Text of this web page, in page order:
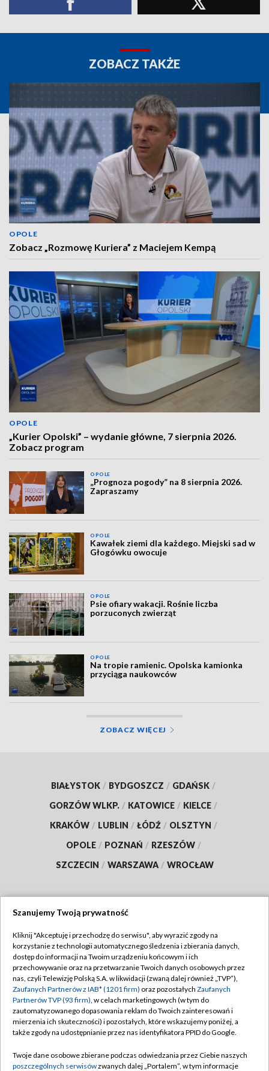
ZOBACZ TAKŻE
OPOLE
Zobacz „Rozmowę Kuriera” z Maciejem Kempą
OPOLE
„Kurier Opolski” – wydanie główne, 7 sierpnia 2026.
Zobacz program
OPOLE
„Prognoza pogody” na 8 sierpnia 2026.
Zapraszamy
OPOLE
Kawałek ziemi dla każdego. Miejski sad w
Głogówku owocuje
OPOLE
Psie ofiary wakacji. Rośnie liczba
porzuconych zwierząt
OPOLE
Na tropie ramienic. Opolska kamionka
przyciąga naukowców
ZOBACZ WIĘCEJ
BIAŁYSTOK / BYDGOSZCZ / GDAŃSK /
GORZÓW WLKP. / KATOWICE / KIELCE /
KRAKÓW / LUBLIN / ŁÓDŹ / OLSZTYN /
OPOLE / POZNAŃ / RZESZÓW /
SZCZECIN / WARSZAWA / WROCŁAW
TVP
Abonament TVP
Emisja w TVP
Centrum informacji TVP
Naziemna Telewizja Cyfrowa
Rada Programowa
Regulamin TVP
Polityka prywatności
Moje zgody
Pomoc
Kontakt
Szanujemy Twoją prywatność
Kliknij "Akceptuję i przechodzę do serwisu", aby wyrazić zgody na
korzystanie z technologii automatycznego śledzenia i zbierania danych,
dostęp do informacji na Twoim urządzeniu końcowym i ich
przechowywanie oraz na przetwarzanie Twoich danych osobowych przez
nas, czyli Telewizję Polską S.A. w likwidacji (zwaną dalej również „TVP”),
Zaufanych Partnerów z IAB* (1201 firm) oraz pozostałych Zaufanych
Partnerów TVP (93 firm), w celach marketingowych (w tym do
zautomatyzowanego dopasowania reklam do Twoich zainteresowań i
mierzenia ich skuteczności) i pozostałych, które wskazujemy poniżej, a
także zgody na udostępnianie przez nas identyfikatora PPID do Google.
Twoje dane osobowe zbierane podczas odwiedzania przez Ciebie naszych
poszczególnych serwisówzwanych dalej „Portalem”, w tym informacje